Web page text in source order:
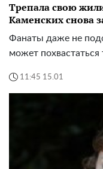
Трепала свою
Каменских снова
Фанаты даже не
может
11:45 15.01